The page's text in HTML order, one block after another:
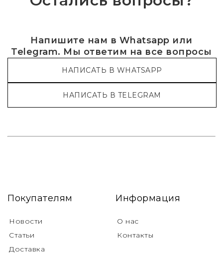
Напишите нам в Whatsapp или
Telegram. Мы ответим на все вопросы
НАПИСАТЬ В WHATSAPP
НАПИСАТЬ В TELEGRAM
Покупателям
Новости
Статьи
Доставка
Информация
О нас
Контакты